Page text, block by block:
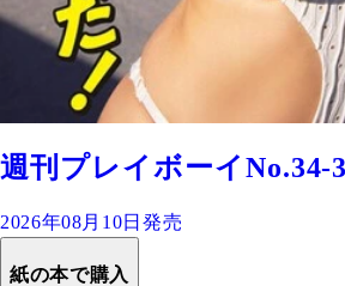
週刊プレイボーイNo.34-
2026年08月10日発売
紙の本で購入